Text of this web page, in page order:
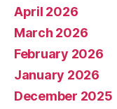
April 2026
March 2026
February 2026
January 2026
December 2025